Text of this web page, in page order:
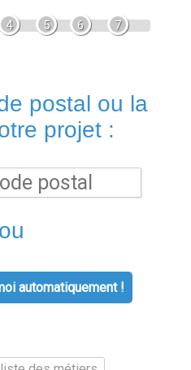
4 5 6 7
postal ou la
projet :
ou
automatiquement !